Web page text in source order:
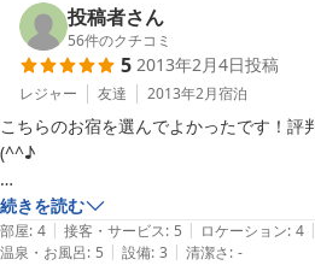
2013-02-15
年畳を入れ替えました。また、お部屋
が経っており、決して新しいとは言え
る前に、自分自身の目で清掃チェック
今年は昨年に引き続き、「ゆきいち券
円分の商品券がもらえるキャンペーン
しいのですが。）
ご宿泊当日は満室だったため、細かな
投稿者さん
56件のクチコミ
5 2013年2月4日投稿
レジャー 友達 2013年2月宿泊
こちらのお宿を選んでよかったです！評
(^^♪
お部屋もお風呂も清潔＆スペース充分で
ゃ美味しくって、大満足でした。
しかも、若旦那殿の心遣いは温かく、娘
続きを読む
部屋: 4 | 接客・サービス: 5 | ロケーション: 4 |
温泉・お風呂: 5 | 設備: 3 | 清潔さ: -